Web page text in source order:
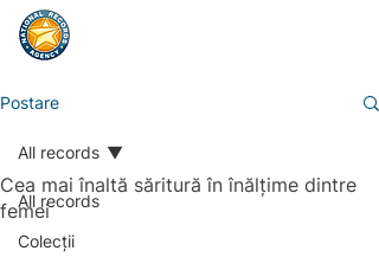
Postare
All records
Colecții
All records
Cea mai înaltă săritură în înălțime dintre
femei